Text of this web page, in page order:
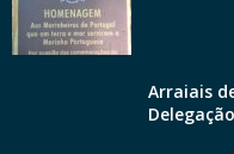
Arraiais
Delegação